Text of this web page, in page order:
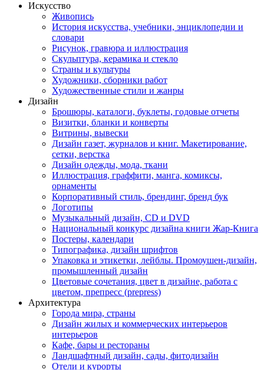
Искусство
Живопись
История искусства, учебники, энциклопедии и
словари
Рисунок, гравюра и иллюстрация
Скульптура, керамика и стекло
Страны и культуры
Художники, сборники работ
Художественные стили и жанры
Дизайн
Брошюры, каталоги, буклеты, годовые отчеты
Визитки, бланки и конверты
Витрины, вывески
Дизайн газет, журналов и книг. Макетирование,
сетки, верстка
Дизайн одежды, мода, ткани
Иллюстрация, граффити, манга, комиксы,
орнаменты
Корпоративный стиль, брендинг, бренд бук
Логотипы
Музыкальный дизайн, СD и DVD
Национальный конкурс дизайна книги Жар-Книга
Постеры, календари
Типографика, дизайн шрифтов
Упаковка и этикетки, лейблы. Промоушен-дизайн,
промышленный дизайн
Цветовые сочетания, цвет в дизайне, работа с
цветом, препресс (prepress)
Архитектура
Города мира, страны
Дизайн жилых и коммерческих интерьеров
интерьеров
Кафе, бары и рестораны
Ландшафтный дизайн, сады, фитодизайн
Отели и курорты